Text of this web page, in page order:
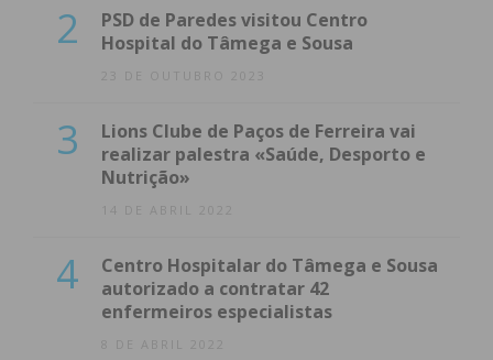
2
PSD de Paredes visitou Centro
Hospital do Tâmega e Sousa
23 DE OUTUBRO 2023
3
Lions Clube de Paços de Ferreira vai
realizar palestra «Saúde, Desporto e
Nutrição»
14 DE ABRIL 2022
4
Centro Hospitalar do Tâmega e Sousa
autorizado a contratar 42
enfermeiros especialistas
8 DE ABRIL 2022